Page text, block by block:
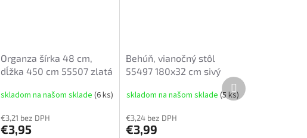
Organza šírka 48 cm,
dĺžka 450 cm 55507 zlatá
skladom na našom sklade(6 ks)
€3,21 bez DPH
€3,95
Behúň, vianočný stôl
55497 180x32 cm sivý
skladom na našom sklade (5 ks)
€3,24 bez DPH
€3,99
Ďalší
produkt